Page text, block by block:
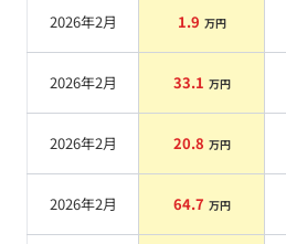
2026年2月 1.9 万円
2026年2月 33.1 万円
2026年2月 20.8 万円
2026年2月 64.7 万円